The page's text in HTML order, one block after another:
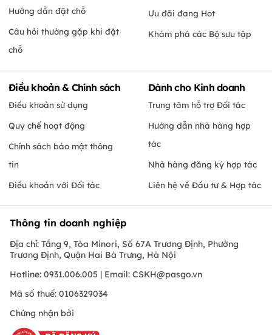
Hướng dẫn đặt chỗ
Câu hỏi thường gặp khi đặt
chỗ
Ưu đãi đang Hot
Khám phá các Bộ sưu tập
Điều khoản & Chính sách
Điều khoản sử dụng
Quy chế hoạt động
Chính sách bảo mật thông
tin
Điều khoản với Đối tác
Dành cho Kinh doanh
Trung tâm hỗ trợ Đối tác
Hướng dẫn nhà hàng hợp
tác
Nhà hàng đăng ký hợp tác
Liên hệ về Đầu tư & Hợp tác
Thông tin doanh nghiệp
Địa chỉ: Tầng 9, Tòa Minori, Số 67A Trương Định, Phường
Trương Định, Quận Hai Bà Trưng, Hà Nội
Hotline: 0931.006.005 | Email: CSKH@pasgo.vn
Mã số thuế: 0106329034
Chứng nhận bởi